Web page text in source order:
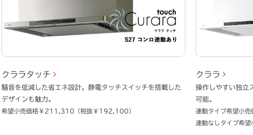
クララタッチ
騒音を低減した省エネ設計。静電タッチスイッチを搭載した
デザインも魅力。
希望小売価格￥211,310（税抜￥192,100）
クララ
操作しやすい独立
可能。
連動タイプ希望小
連動なしタイプ希